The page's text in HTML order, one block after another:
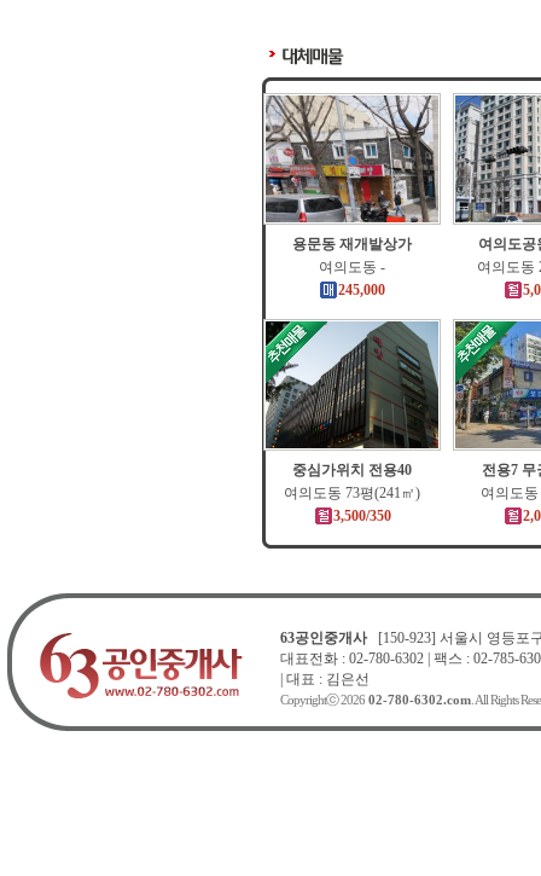
용문동 재개발상가
여의도동 -
245,000
여의도공
여의도동
중심가위치 전용40
여의도동 73평(241㎡)
3,500/350
전용7 무
여의도
63공인중개사[150-923] 서울시 영등포
대표전화 : 02-780-6302 | 팩스 : 02-785-
| 대표 : 김은선
Copyrightⓒ 2026 02-780-6302.com. All Rights